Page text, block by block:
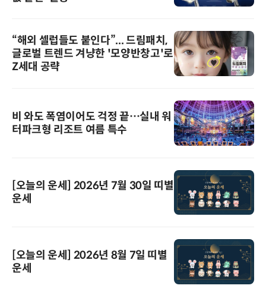
“해외 셀럽들도 붙인다”... 드림패치,
글로벌 트렌드 겨냥한 '모양반창고'로
Z세대 공략
비 와도 폭염이어도 걱정 끝…실내 워
터파크형 리조트 여름 특수
[오늘의 운세] 2026년 7월 30일 띠별
운세
[오늘의 운세] 2026년 8월 7일 띠별
운세